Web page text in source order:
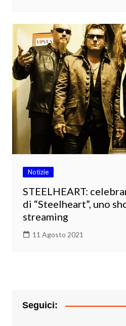
Notizie
STEELHEART:
di “Steelheart”, uno
streaming
11 Agosto 2021
Seguici: